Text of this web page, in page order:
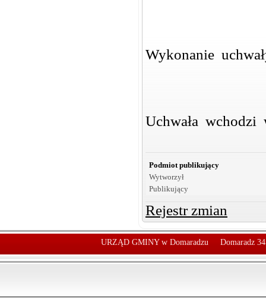
Wykonanie
Uchwała
Podmiot publikujący
Wytworzył
Publikujący
Rejestr zmian
URZĄD GMINY w Domaradzu Domaradz